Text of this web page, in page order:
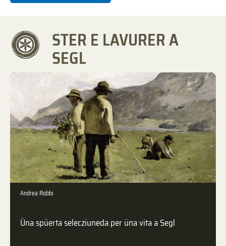
STER E LAVURER A
SEGL
Andrea Robbi
Üna spüerta selecziuneda per üna vita a Segl